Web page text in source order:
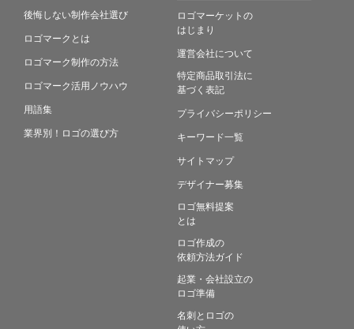
後悔しない制作会社選び
ロゴマークとは
ロゴマーク制作の方法
ロゴマーク活用ノウハウ
用語集
業界別！ロゴの選び方
ロゴマーケットの
はじまり
運営会社について
特定商品取引法に
基づく表記
プライバシーポリシー
キーワード一覧
サイトマップ
デザイナー募集
ロゴ無料提案
とは
ロゴ作成の
依頼方法ガイド
起業・会社設立の
ロゴ準備
名刺とロゴの